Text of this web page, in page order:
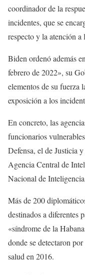
coordinador de la
incidentes, que se
respecto y la atención a
Biden ordenó además
febrero de 2022», su
elementos de su fuerza
exposición a los
En concreto, las
funcionarios
Defensa, el de Justicia
Agencia Central de
Nacional de
Más de 200
destinados a diferentes
«síndrome de la
donde se detectaron
salud en 2016.